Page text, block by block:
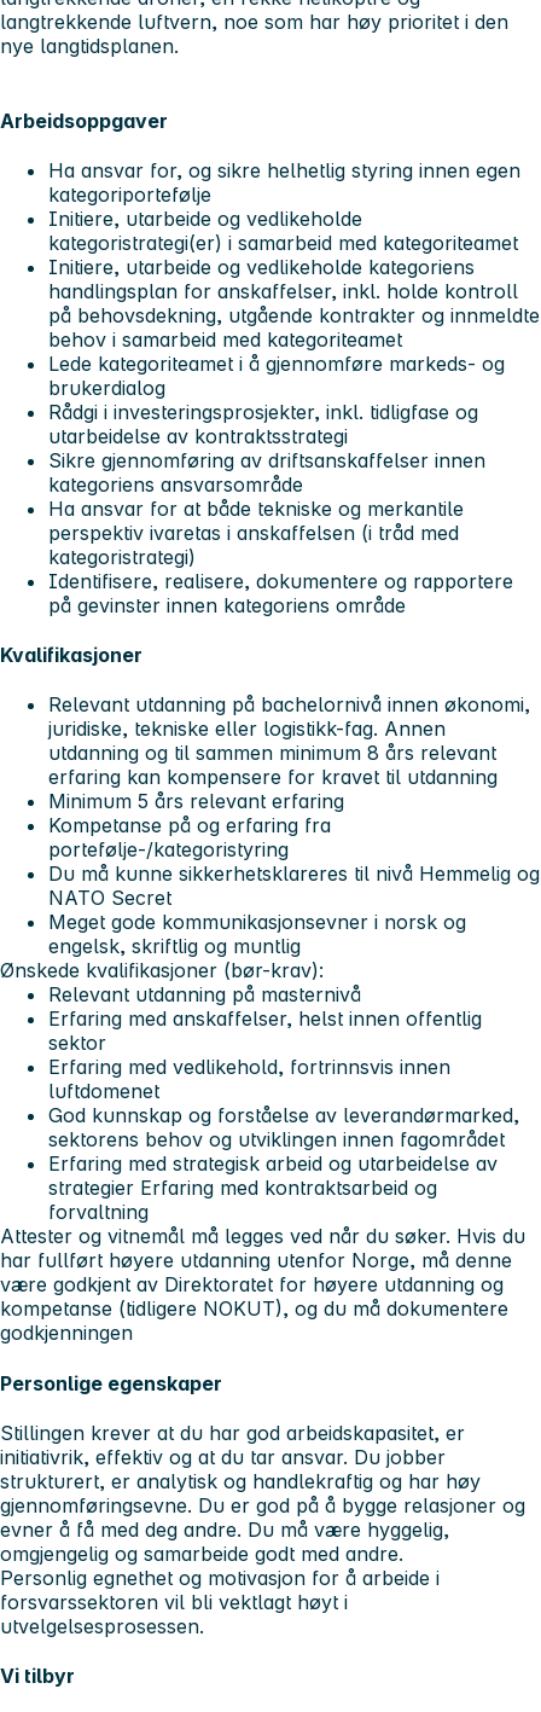
langtrekkende luftvern, noe som har høy prioritet i den
nye langtidsplanen.
Arbeidsoppgaver
Ha ansvar for, og sikre helhetlig styring innen egen
kategoriportefølje
Initiere, utarbeide og vedlikeholde
kategoristrategi(er) i samarbeid med kategoriteamet
Initiere, utarbeide og vedlikeholde kategoriens
handlingsplan for anskaffelser, inkl. holde kontroll
på behovsdekning, utgående kontrakter og innmeldte
behov i samarbeid med kategoriteamet
Lede kategoriteamet i å gjennomføre markeds- og
brukerdialog
Rådgi i investeringsprosjekter, inkl. tidligfase og
utarbeidelse av kontraktsstrategi
Sikre gjennomføring av driftsanskaffelser innen
kategoriens ansvarsområde
Ha ansvar for at både tekniske og merkantile
perspektiv ivaretas i anskaffelsen (i tråd med
kategoristrategi)
Identifisere, realisere, dokumentere og rapportere
på gevinster innen kategoriens område
Kvalifikasjoner
Relevant utdanning på bachelornivå innen økonomi,
juridiske, tekniske eller logistikk-fag. Annen
utdanning og til sammen minimum 8 års relevant
erfaring kan kompensere for kravet til utdanning
Minimum 5 års relevant erfaring
Kompetanse på og erfaring fra
portefølje-/kategoristyring
Du må kunne sikkerhetsklareres til nivå Hemmelig og
NATO Secret
Meget gode kommunikasjonsevner i norsk og
engelsk, skriftlig og muntlig
Ønskede kvalifikasjoner (bør-krav):
Relevant utdanning på masternivå
Erfaring med anskaffelser, helst innen offentlig
sektor
Erfaring med vedlikehold, fortrinnsvis innen
luftdomenet
God kunnskap og forståelse av leverandørmarked,
sektorens behov og utviklingen innen fagområdet
Erfaring med strategisk arbeid og utarbeidelse av
strategier Erfaring med kontraktsarbeid og
forvaltning
Attester og vitnemål må legges ved når du søker. Hvis du
har fullført høyere utdanning utenfor Norge, må denne
være godkjent av Direktoratet for høyere utdanning og
kompetanse (tidligere NOKUT), og du må dokumentere
godkjenningen
Personlige egenskaper
Stillingen krever at du har god arbeidskapasitet, er
initiativrik, effektiv og at du tar ansvar. Du jobber
strukturert, er analytisk og handlekraftig og har høy
gjennomføringsevne. Du er god på å bygge relasjoner og
evner å få med deg andre. Du må være hyggelig,
omgjengelig og samarbeide godt med andre.
Personlig egnethet og motivasjon for å arbeide i
forsvarssektoren vil bli vektlagt høyt i
utvelgelsesprosessen.
Vi tilbyr